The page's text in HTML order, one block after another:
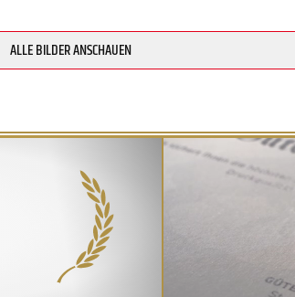
ALLE BILDER ANSCHAUEN